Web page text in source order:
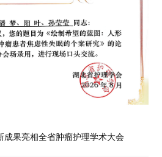
成果亮相全省肿瘤护理学术大会